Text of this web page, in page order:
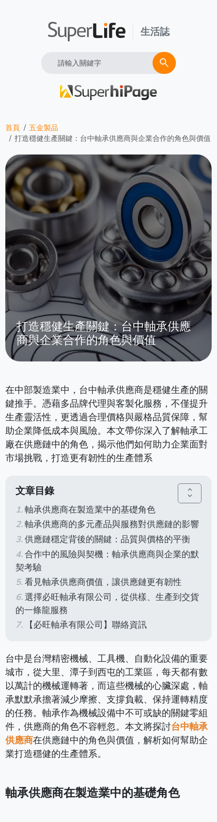
生活誌
Search search
首頁
五金製品
打造穩健生產關鍵：台中軸承供應商與企業合作的角色與價值
打造穩健生產關鍵：台中軸承供應
商與企業合作的角色與價值
在中部製造業中，台中軸承供應商是穩健生產的關
鍵推手。憑藉多品牌代理與客製化服務，不僅提升
生產靈活性，更透過合理價格與嚴格品質保障，幫
助企業降低成本與風險。本文帶你深入了解軸承工
廠在供應鏈中的角色，揭示他們如何助力企業面對
市場挑戰，打造更有韌性的生產體系
文章目錄 unfold_more
軸承供應商在製造業中的基礎角色
軸承供應商的多元產品與服務對供應鏈的影響
供應鏈穩定背後的關鍵：品質與價格的平衡
合作中的風險與契機：軸承供應商與企業的默
契考驗
看見軸承供應商價值，讓供應鏈更有韌性
選擇必旺軸承有限公司，從供樣、生產到交貨
的一條龍服務
【必旺軸承有限公司】聯絡資訊
台中是台灣精密機械、工具機、自動化設備的重要
城市，從大里、潭子到西屯的工業區，每天都有數
以萬計的機械運轉著，而這些機械的心臟深處，軸
承默默承擔著減少摩擦、支撐負載、保持運轉精度
的任務。軸承作為機械設備中不可或缺的關鍵零組
件，供應商的角色不容輕忽。本文將探討台中軸承
供應商在供應鏈中的角色與價值，解析如何幫助企
業打造穩健的生產體系。
軸承供應商在製造業中的基礎角色